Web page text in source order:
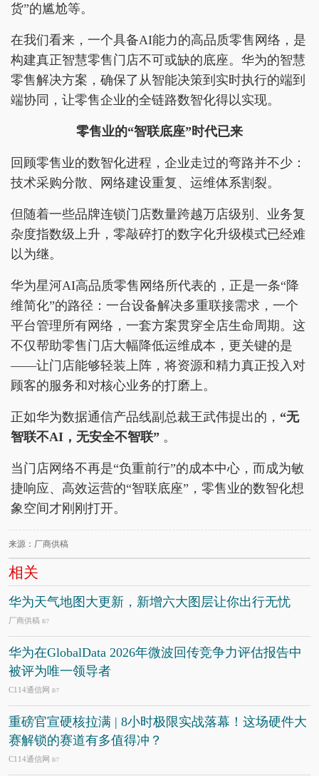
货”的尴尬等。
在我们看来，一个具备AI能力的高品质零售网络，是
构建真正智慧零售门店不可或缺的底座。华为的智慧
零售解决方案，确保了从智能决策到实时执行的端到
端协同，让零售企业的全链路数智化得以实现。
零售业的“智联底座”时代已来
回顾零售业的数智化进程，企业走过的弯路并不少：
技术采购分散、网络建设重复、运维体系割裂。
但随着一些品牌连锁门店数量跨越万店级别、业务复
杂度指数级上升，零敲碎打的数字化升级模式已经难
以为继。
华为星河AI高品质零售网络所代表的，正是一条“降
维简化”的路径：一台设备解决多重联接需求，一个
平台管理所有网络，一套方案贯穿全店生命周期。这
不仅帮助零售门店大幅降低运维成本，更关键的是
——让门店能够轻装上阵，将资源和精力真正投入对
顾客的服务和对核心业务的打磨上。
正如华为数据通信产品线副总裁王武伟提出的， “无
智联不AI，无安全不智联” 。
当门店网络不再是“负重前行”的成本中心，而成为敏
捷响应、高效运营的“智联底座”，零售业的数智化想
象空间才刚刚打开。
来源：厂商供稿
相关
华为天气地图大更新，新增六大图层让你出行无忧
厂商供稿 8/7
华为在GlobalData 2026年微波回传竞争力评估报告中
被评为唯一领导者
C114通信网 8/7
重磅官宣硬核拉满 | 8小时极限实战落幕！这场硬件大
赛解锁的赛道有多值得冲？
C114通信网 8/7